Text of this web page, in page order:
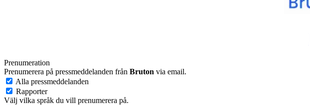
Prenumeration
Prenumerera på pressmeddelanden från Bruton via email.
Alla pressmeddelanden
Rapporter
Välj vilka språk du vill prenumerera på.